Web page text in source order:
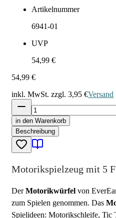
Artikelnummer
6941-01
UVP
54,99 €
54,99 €
inkl. MwSt. zzgl. 3,95 €Versand
in den Warenkorb
Beschreibung
Motorikspielzeug mit 5
DerMotorikwürfel von
zum Spielen genommen. Das
Spielideen: Motorikschleife, Tic